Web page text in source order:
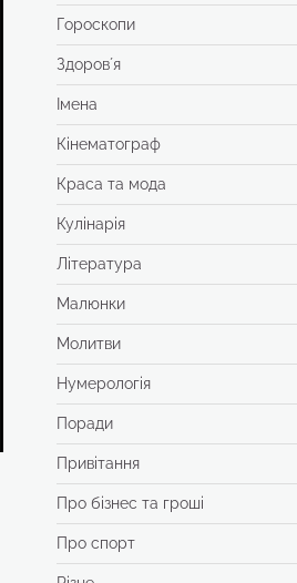
Гороскопи
Здоровʼя
Імена
Кінематограф
Краса та мода
Кулінарія
Література
Малюнки
Молитви
Нумерологія
Поради
Привітання
Про бізнес та гроші
Про спорт